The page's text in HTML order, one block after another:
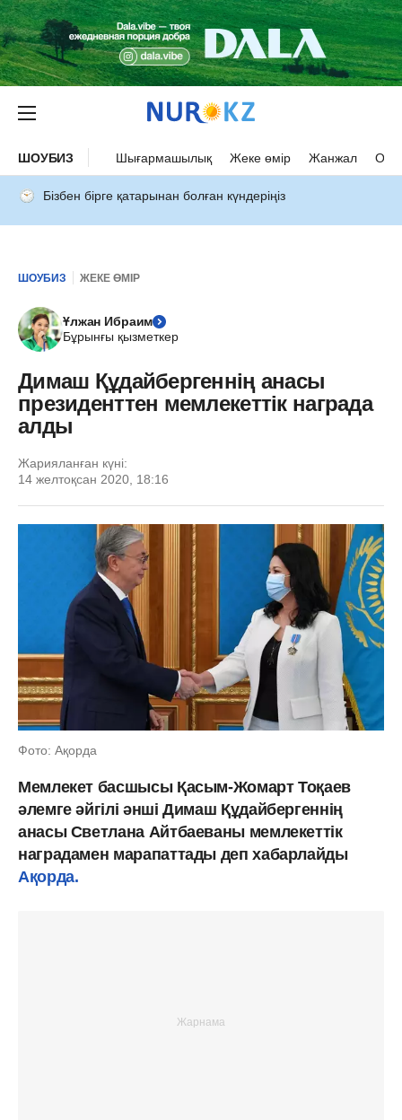
ШОУБИЗ Шығармашылық Жеке өмір Жанжал
Бізбен бірге қатарынан болған күндеріңіз
ШОУБИЗ ЖЕКЕ ӨМІР
Ұлжан Ибраим
Бұрынғы қызметкер
Димаш Құдайбергеннің анасы
президенттен мемлекеттік награда
алды
Жарияланған күні:
14 желтоқсан 2020, 18:16
Фото: Ақорда
Мемлекет басшысы Қасым-Жомарт Тоқаев
әлемге әйгілі әнші Димаш Құдайбергеннің
анасы Светлана Айтбаеваны мемлекеттік
наградамен марапаттады деп хабарлайды
Ақорда.